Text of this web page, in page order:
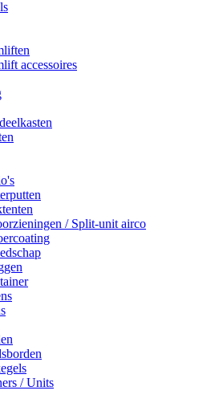
accessoires
/ Split-unit airco
/ Units